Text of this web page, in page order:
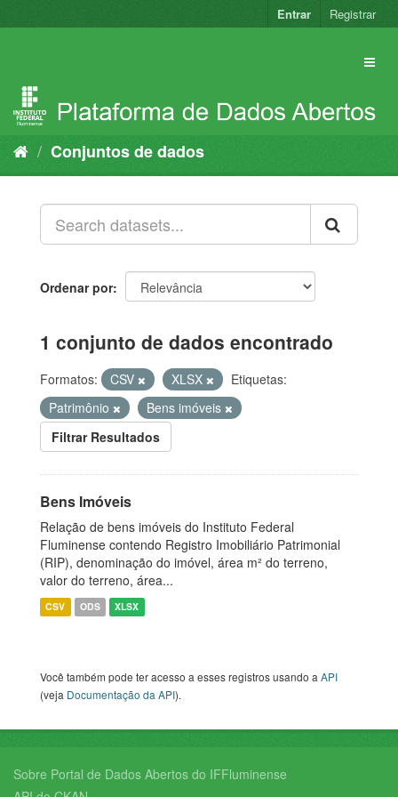
para
Entrar Registrar
Conjuntos de dados
Ordenar por
1 conjunto de dados encontrado
Formatos: CSV XLSX
Etiquetas:
Patrimônio
Bens imóveis
Filtrar Resultados
Bens Imóveis
Relação de bens imóveis do Instituto Federal
Fluminense contendo Registro Imobiliário Patrimonial
(RIP), denominação do imóvel, área m² do terreno,
valor do terreno, área...
CSV ODS XLSX
Você também pode ter acesso a esses registros usando aAPI
(veja Documentação da API).
Sobre Portal de Dados Abertos do IFFluminense